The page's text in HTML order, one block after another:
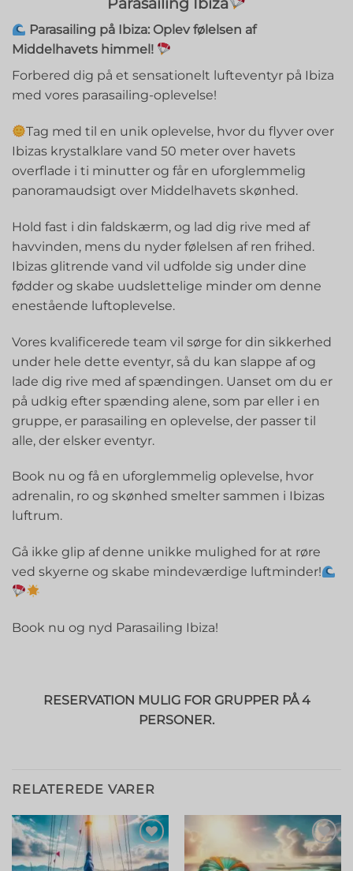
Parasailing på Ibiza: Oplev følelsen af
Middelhavets himmel!
Forbered dig på et sensationelt lufteventyr på Ibiza
med vores parasailing-oplevelse!
Tag med til en unik oplevelse, hvor du flyver over
Ibizas krystalklare vand 50 meter over havets
overflade i ti minutter og får en uforglemmelig
panoramaudsigt over Middelhavets skønhed.
Hold fast i din faldskærm, og lad dig rive med af
havvinden, mens du nyder følelsen af ren frihed.
Ibizas glitrende vand vil udfolde sig under dine
fødder og skabe uudslettelige minder om denne
enestående luftoplevelse.
Vores kvalificerede team vil sørge for din sikkerhed
under hele dette eventyr, så du kan slappe af og
lade dig rive med af spændingen. Uanset om du er
på udkig efter spænding alene, som par eller i en
gruppe, er parasailing en oplevelse, der passer til
alle, der elsker eventyr.
Book nu og få en uforglemmelig oplevelse, hvor
adrenalin, ro og skønhed smelter sammen i Ibizas
luftrum.
Gå ikke glip af denne unikke mulighed for at røre
ved skyerne og skabe mindeværdige luftminder!
Book nu og nyd Parasailing Ibiza!
RESERVATION MULIG FOR GRUPPER PÅ 4
PERSONER.
RELATEREDE VARER
Tilføj til
ønskeliste
Tilføj til
ønskeliste